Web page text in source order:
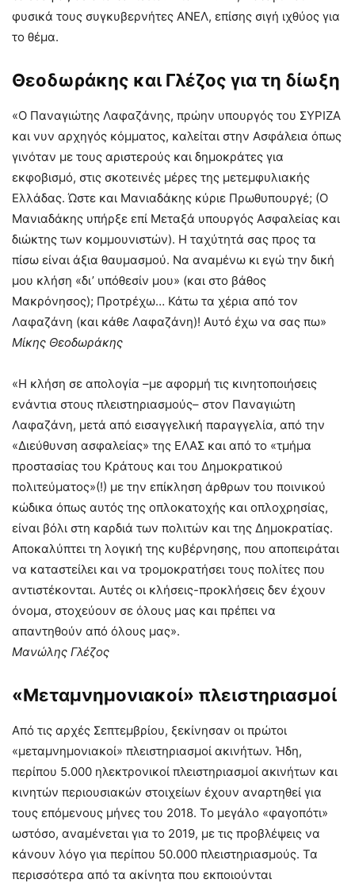
φυσικά τους συγκυβερνήτες ΑΝΕΛ, επίσης σιγή ιχθύος για
το θέμα.
Θεοδωράκης και Γλέζος για τη δίωξη
«Ο Παναγιώτης Λαφαζάνης, πρώην υπουργός του ΣΥΡΙΖΑ
και νυν αρχηγός κόμματος, καλείται στην Ασφάλεια όπως
γινόταν με τους αριστερούς και δημοκράτες για
εκφοβισμό, στις σκοτεινές μέρες της μετεμφυλιακής
Ελλάδας. Ώστε και Μανιαδάκης κύριε Πρωθυπουργέ; (Ο
Μανιαδάκης υπήρξε επί Μεταξά υπουργός Ασφαλείας και
διώκτης των κομμουνιστών). Η ταχύτητά σας προς τα
πίσω είναι άξια θαυμασμού. Να αναμένω κι εγώ την δική
μου κλήση «δι’ υπόθεσίν μου» (και στο βάθος
Μακρόνησος); Προτρέχω… Κάτω τα χέρια από τον
Λαφαζάνη (και κάθε Λαφαζάνη)! Αυτό έχω να σας πω»
Μίκης Θεοδωράκης
«Η κλήση σε απολογία –με αφορμή τις κινητοποιήσεις
ενάντια στους πλειστηριασμούς– στον Παναγιώτη
Λαφαζάνη, μετά από εισαγγελική παραγγελία, από την
«Διεύθυνση ασφαλείας» της ΕΛΑΣ και από το «τμήμα
προστασίας του Κράτους και του Δημοκρατικού
πολιτεύματος»(!) με την επίκληση άρθρων του ποινικού
κώδικα όπως αυτός της οπλοκατοχής και οπλοχρησίας,
είναι βόλι στη καρδιά των πολιτών και της Δημοκρατίας.
Αποκαλύπτει τη λογική της κυβέρνησης, που αποπειράται
να καταστείλει και να τρομοκρατήσει τους πολίτες που
αντιστέκονται. Αυτές οι κλήσεις-προκλήσεις δεν έχουν
όνομα, στοχεύουν σε όλους μας και πρέπει να
απαντηθούν από όλους μας».
Μανώλης Γλέζος
«Μεταμνημονιακοί» πλειστηριασμοί
Από τις αρχές Σεπτεμβρίου, ξεκίνησαν οι πρώτοι
«μεταμνημονιακοί» πλειστηριασμοί ακινήτων. Ήδη,
περίπου 5.000 ηλεκτρονικοί πλειστηριασμοί ακινήτων και
κινητών περιουσιακών στοιχείων έχουν αναρτηθεί για
τους επόμενους μήνες του 2018. Το μεγάλο «φαγοπότι»
ωστόσο, αναμένεται για το 2019, με τις προβλέψεις να
κάνουν λόγο για περίπου 50.000 πλειστηριασμούς. Τα
περισσότερα από τα ακίνητα που εκποιούνται